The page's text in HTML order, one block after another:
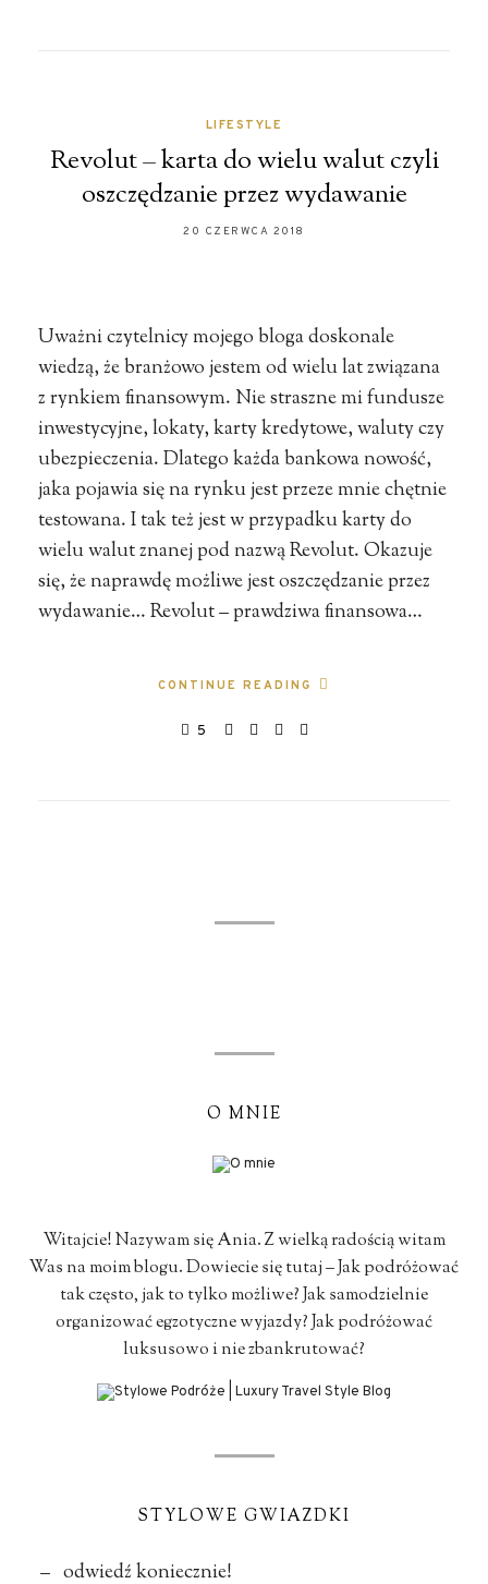
LIFESTYLE
Revolut – karta do wielu walut czyli
oszczędzanie przez wydawanie
20 CZERWCA 2018
Uważni czytelnicy mojego bloga doskonale
wiedzą, że branżowo jestem od wielu lat związana
z rynkiem finansowym. Nie straszne mi fundusze
inwestycyjne, lokaty, karty kredytowe, waluty czy
ubezpieczenia. Dlatego każda bankowa nowość,
jaka pojawia się na rynku jest przeze mnie chętnie
testowana. I tak też jest w przypadku karty do
wielu walut znanej pod nazwą Revolut. Okazuje
się, że naprawdę możliwe jest oszczędzanie przez
wydawanie… Revolut – prawdziwa finansowa…
CONTINUE READING
5
O MNIE
Witajcie! Nazywam się Ania. Z wielką radością witam
Was na moim blogu. Dowiecie się tutaj – Jak podróżować
tak często, jak to tylko możliwe? Jak samodzielnie
organizować egzotyczne wyjazdy? Jak podróżować
luksusowo i nie zbankrutować?
STYLOWE GWIAZDKI
– odwiedź koniecznie!